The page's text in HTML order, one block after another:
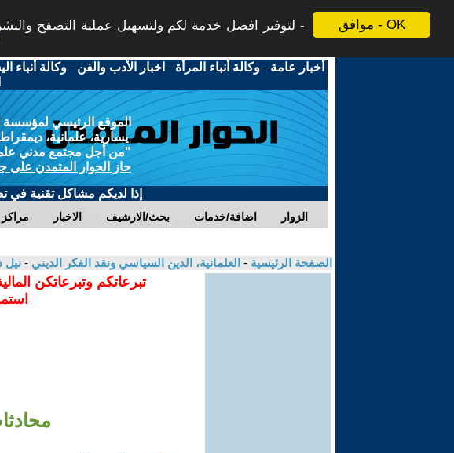
موافق - OK
لتوفير افضل خدمة لكم ولتسهيل عملية التصفح
أخبار عامة -وكالة أنباء المرأة - اخبار الأدب والفن -وكالة أنباء
الموقع الرئيسي لمؤسسة
يسارية، علمانية،
"من أجل مجتمع مدني
حاز الحوار المتمدن على
إذا لديكم مشاكل تقنية في
مراكز الاخبار بحث/الارشيف اضافة/خدمات الزوار
الصفحة الرئيسية - العلمانية، الدين السياسي ونقد الفكر الديني - نيل
تبرعاتكم وتبرعاتكن